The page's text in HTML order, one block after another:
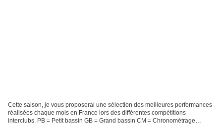
Cette saison, je vous proposerai une sélection des meilleures performances
réalisées chaque mois en France lors des différentes compétitions
interclubs. PB = Petit bassin GB = Grand bassin CM = Chronométrage